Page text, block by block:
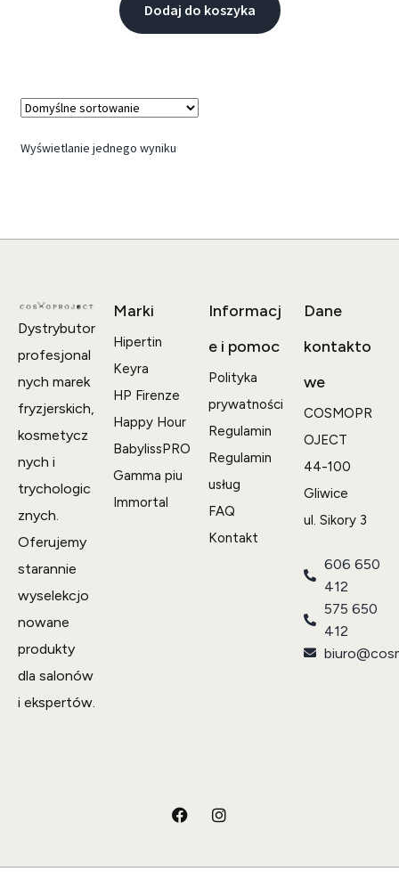
Dodaj do koszyka
Wyświetlanie jednego wyniku
Dystrybutor
profesjonal
nych marek
fryzjerskich,
kosmetycz
nych i
trychologic
znych.
Oferujemy
starannie
wyselekcjo
nowane
produkty
dla salonów
i ekspertów.
Marki
Hipertin
Keyra
HP Firenze
Happy Hour
BabylissPRO
Gamma piu
Immortal
Informacj
e i pomoc
Polityka
prywatności
Regulamin
Regulamin
usług
FAQ
Kontakt
Dane
kontakto
we
COSMOPR
OJECT
44-100
Gliwice
ul. Sikory 3
606 650
412
575 650
412